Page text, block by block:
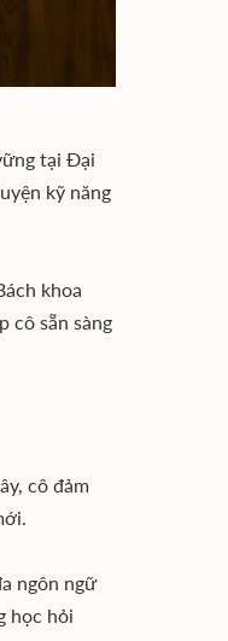
tại Đại
kỹ năng
khoa
cô sẵn sàng
cô đảm
ngôn ngữ
học hỏi